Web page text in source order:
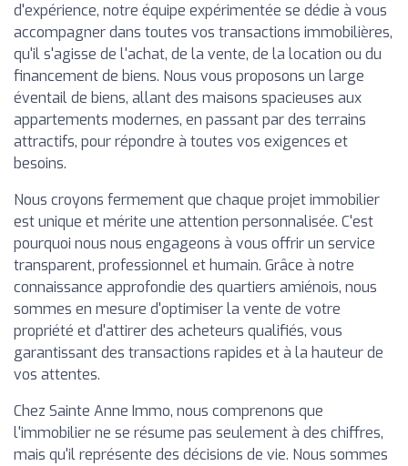
d'expérience, notre équipe expérimentée se dédie à vous
accompagner dans toutes vos transactions immobilières,
qu'il s'agisse de l'achat, de la vente, de la location ou du
financement de biens. Nous vous proposons un large
éventail de biens, allant des maisons spacieuses aux
appartements modernes, en passant par des terrains
attractifs, pour répondre à toutes vos exigences et
besoins.
Nous croyons fermement que chaque projet immobilier
est unique et mérite une attention personnalisée. C'est
pourquoi nous nous engageons à vous offrir un service
transparent, professionnel et humain. Grâce à notre
connaissance approfondie des quartiers amiénois, nous
sommes en mesure d'optimiser la vente de votre
propriété et d'attirer des acheteurs qualifiés, vous
garantissant des transactions rapides et à la hauteur de
vos attentes.
Chez Sainte Anne Immo, nous comprenons que
l'immobilier ne se résume pas seulement à des chiffres,
mais qu'il représente des décisions de vie. Nous sommes